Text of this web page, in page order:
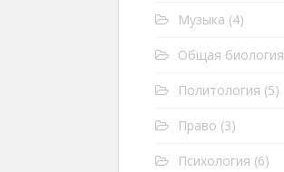
Музыка (4)
Общая биология
Политология (5)
Право (3)
Психология (6)